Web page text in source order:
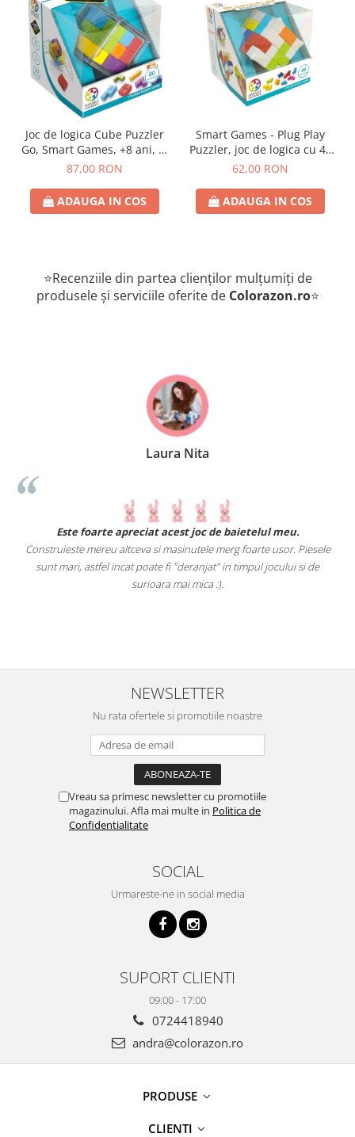
Joc de logica Cube Puzzler
Go, Smart Games, +8 ani, lb
romana
87,00 RON
ADAUGA IN COS
Smart Games - Plug Play
Puzzler, joc de logica cu 48
de provocari, 6+ ani, lb
62,00 RON
ADAUGA IN COS
⭐Recenziile din partea clienților mulțumiți de
produsele și serviciile oferite de Colorazon.ro⭐
Laura Nita
Este foarte apreciat acest joc de baietelul meu.
Construieste mereu altceva si masinutele merg foarte usor. Piesele
sunt mari, astfel incat poate fi "deranjat" in timpul jocului si de
surioara mai mica :).
NEWSLETTER
Nu rata ofertele si promotiile noastre
Vreau sa primesc newsletter cu promotiile
magazinului. Afla mai multe in Politica de
Confidentialitate
SOCIAL
Urmareste-ne in social media
SUPORT CLIENTI
09:00 - 17:00
0724418940
andra@colorazon.ro
PRODUSE
CLIENTI